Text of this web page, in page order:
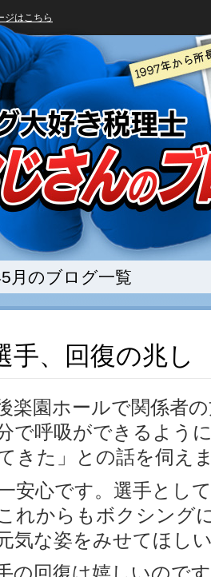
ジはこちら
月のブログ一覧
手、回復の兆し
楽園ホールで関係者
で呼吸ができるよう
きた」との話を伺え
安心です。選手とし
れからもボクシング
気な姿をみせてほし
の回復は嬉しいので